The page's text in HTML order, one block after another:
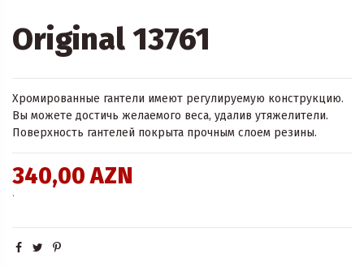
Original 13761
Хромированные гантели имеют регулируемую конструкцию.
Вы можете достичь желаемого веса, удалив утяжелители.
Поверхность гантелей покрыта прочным слоем резины.
340,00 AZN
.